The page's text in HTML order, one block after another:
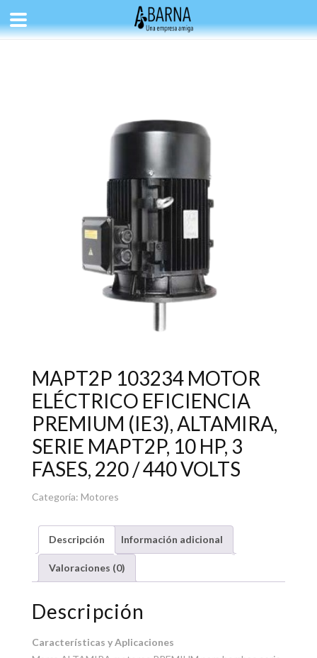
MAPT2P 103234 MOTOR
ELÉCTRICO EFICIENCIA
PREMIUM (IE3), ALTAMIRA,
SERIE MAPT2P, 10 HP, 3
FASES, 220 / 440 VOLTS
Categoría: Motores
Descripción Información adicional
Valoraciones (0)
Descripción
Características y Aplicaciones